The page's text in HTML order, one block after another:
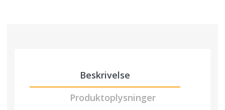
Beskrivelse
Produktoplysninger